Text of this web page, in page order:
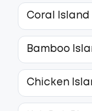
Coral
Bamboo
Chicken